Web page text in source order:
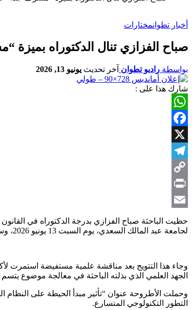
أخبار تطوانمختارات
صباح الفزازي تنال الدكتوراه
بواسطة راديو تطوان آخر تحديث يونيو 13, 2026
شارك هذا على :
WhatsApp
Facebook
X
Telegram
Copy
Link
Print
Email
حظيت الباحثة صباح الفزازي بدرجة الدكتوراه في القانون
لجامعة عبد المالك السعدي، يوم السبت 13 يونيو 2026، وسط إشادة أكاديمية واسعة بقيمة البحث وأهميته.
وجاء هذا التتويج بعد مناقشة علمية مستفيضة استمرت
الجهد العلمي الذي بذلته الباحثة في معالجة موضوع يتسم
وحملت الأطروحة عنوان “تأثير مبدأ الحيطة على
التطور التكنولوجي المتسارع.